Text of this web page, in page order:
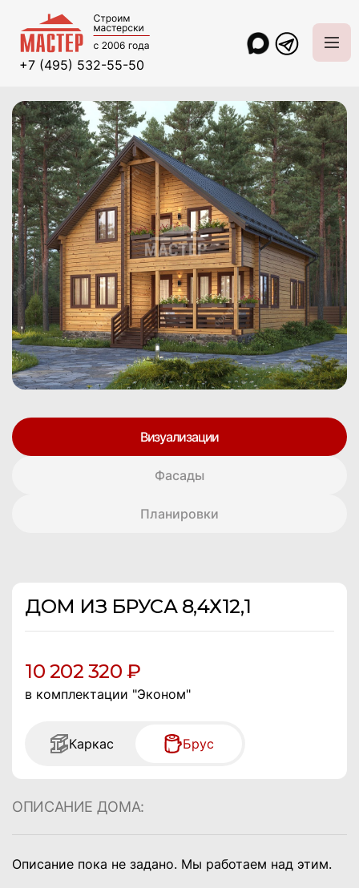
+7 (495) 532-55-50
Визуализации
Фасады
Планировки
ДОМ ИЗ БРУСА 8,4Х12,1
10 202 320 ₽
в комплектации "Эконом"
Каркас Брус
ОПИСАНИЕ ДОМА:
Описание пока не задано. Мы работаем над этим.